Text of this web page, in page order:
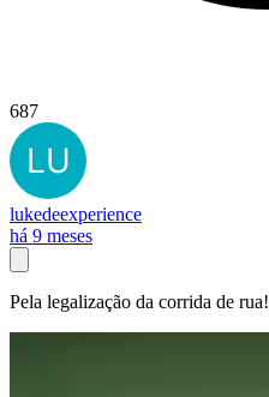
687
lukedeexperience
há 9 meses
Pela legalização da corrida de rua!